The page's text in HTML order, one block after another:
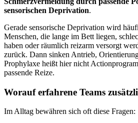
sensorischen Deprivation.
Gerade sensorische Deprivation wird
Menschen, die lange im Bett liegen,
haben oder räumlich reizarm versorgt
zurück. Dann sinken Antrieb,
Prophylaxe heißt hier nicht
passende Reize.
Worauf erfahrene Teams
Im Alltag bewähren sich oft diese Fragen: